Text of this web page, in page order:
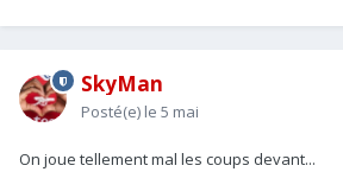
SkyMan
Posté(e) le 5 mai
On joue tellement mal les coups devant...